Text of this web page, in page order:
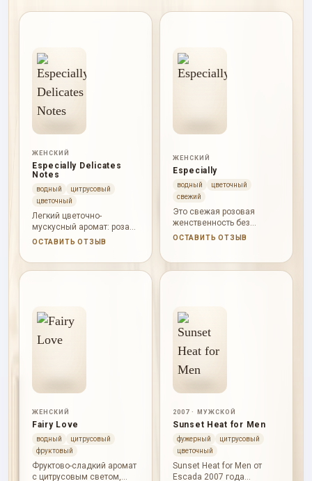
ЖЕНСКИЙ
Especially Delicates
Notes
водный
цитрусовый
цветочный
Легкий цветочно-
мускусный аромат: роза
звучит воздушно, груша и
древесность остается
мягкой.
ОСТАВИТЬ ОТЗЫВ
ЖЕНСКИЙ
Especially
водный
цветочный
свежий
Это свежая розовая
женственность без
тяжести: сочная груша,
ОСТАВИТЬ ОТЗЫВ
ЖЕНСКИЙ
Fairy Love
водный
цитрусовый
фруктовый
Фруктово-сладкий аромат
с цитрусовым светом,
2007 · МУЖСКОЙ
Sunset Heat for Men
фужерный
цитрусовый
цветочный
Sunset Heat for Men от
Escada 2007 года